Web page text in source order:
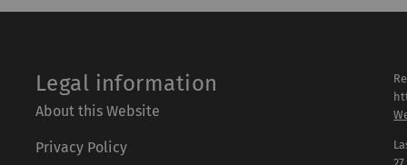
Legal information
About this Website
Privacy Policy